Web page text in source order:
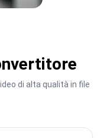
di alta qualità in file